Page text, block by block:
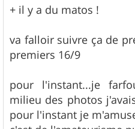
g
e
+ il y a du matos !
va falloir suivre ça de
premiers 16/9
pour l'instant...je
milieu des photos
pour l'instant je